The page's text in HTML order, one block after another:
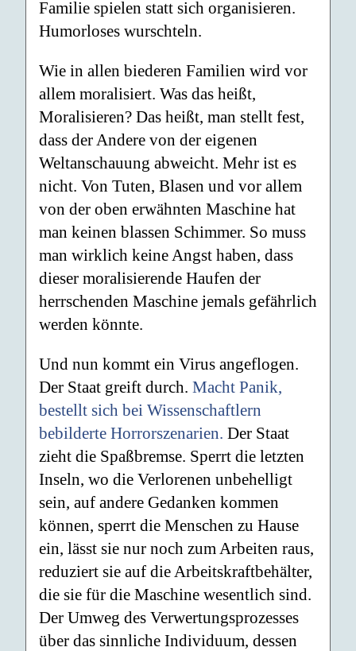
Familie spielen statt sich organisieren.
Humorloses wurschteln.
Wie in allen biederen Familien wird vor
allem moralisiert. Was das heißt,
Moralisieren? Das heißt, man stellt fest,
dass der Andere von der eigenen
Weltanschauung abweicht. Mehr ist es
nicht. Von Tuten, Blasen und vor allem
von der oben erwähnten Maschine hat
man keinen blassen Schimmer. So muss
man wirklich keine Angst haben, dass
dieser moralisierende Haufen der
herrschenden Maschine jemals gefährlich
werden könnte.
Und nun kommt ein Virus angeflogen.
Der Staat greift durch. Macht Panik,
bestellt sich bei Wissenschaftlern
bebilderte Horrorszenarien. Der Staat
zieht die Spaßbremse. Sperrt die letzten
Inseln, wo die Verlorenen unbehelligt
sein, auf andere Gedanken kommen
können, sperrt die Menschen zu Hause
ein, lässt sie nur noch zum Arbeiten raus,
reduziert sie auf die Arbeitskraftbehälter,
die sie für die Maschine wesentlich sind.
Der Umweg des Verwertungsprozesses
über das sinnliche Individuum, dessen